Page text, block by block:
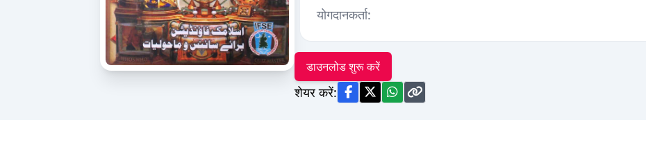
योगदानकर्ता:
डाउनलोड शुरू करें
शेयर करें: